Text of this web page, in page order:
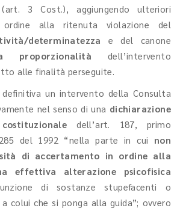
(art. 3 Cost.), aggiungendo ulteriori
ordine alla ritenuta violazione del
determinatezza e del canone
proporzionalità dell’intervento
alle finalità perseguite.
definitiva un intervento della Consulta
nel senso di una dichiarazione
dell’art. 187, primo
del 1992 “nella parte in cui non
di accertamento in ordine alla
effettiva alterazione psicofisica
di sostanze stupefacenti o
colui che si ponga alla guida”; ovvero